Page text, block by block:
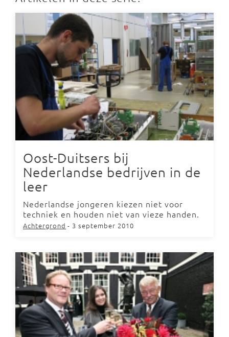
Oost-Duitsers bij
Nederlandse bedrijven in de
leer
Nederlandse jongeren kiezen niet voor
techniek en houden niet van vieze handen.
Achtergrond - 3 september 2010